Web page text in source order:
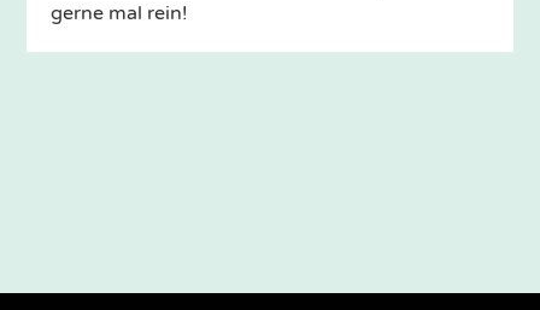
gerne mal rein!